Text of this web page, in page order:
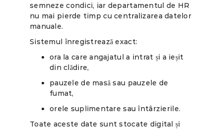
semneze condici, iar departamentul de HR
nu mai pierde timp cu centralizarea datelor
manuale.
Sistemul înregistrează exact:
ora la care angajatul a intrat și a ieșit
din clădire,
pauzele de masă sau pauzele de
fumat,
orele suplimentare sau întârzierile.
Toate aceste date sunt stocate digital și